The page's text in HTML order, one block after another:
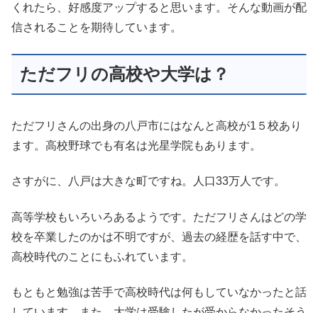
くれたら、好感度アップすると思います。そんな動画が配
信されることを期待しています。
ただフリの高校や大学は？
ただフリさんの出身の八戸市にはなんと高校が1５校あり
ます。高校野球でも有名は光星学院もあります。
さすがに、八戸は大きな町ですね。人口33万人です。
高等学校もいろいろあるようです。ただフリさんはどの学
校を卒業したのかは不明ですが、過去の経歴を話す中で、
高校時代のことにもふれています。
もともと勉強は苦手で高校時代は何もしていなかったと話